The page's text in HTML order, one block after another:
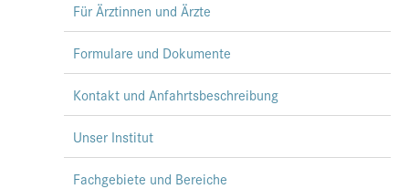
Für Ärztinnen und Ärzte
Formulare und Dokumente
Kontakt und Anfahrtsbeschreibung
Unser Institut
Fachgebiete und Bereiche